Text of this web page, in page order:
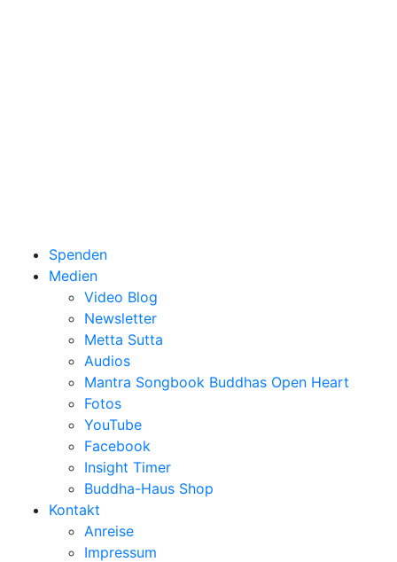
Spenden
Medien
Video Blog
Newsletter
Metta Sutta
Audios
Mantra Songbook Buddhas Open Heart
Fotos
YouTube
Facebook
Insight Timer
Buddha-Haus Shop
Kontakt
Anreise
Impressum